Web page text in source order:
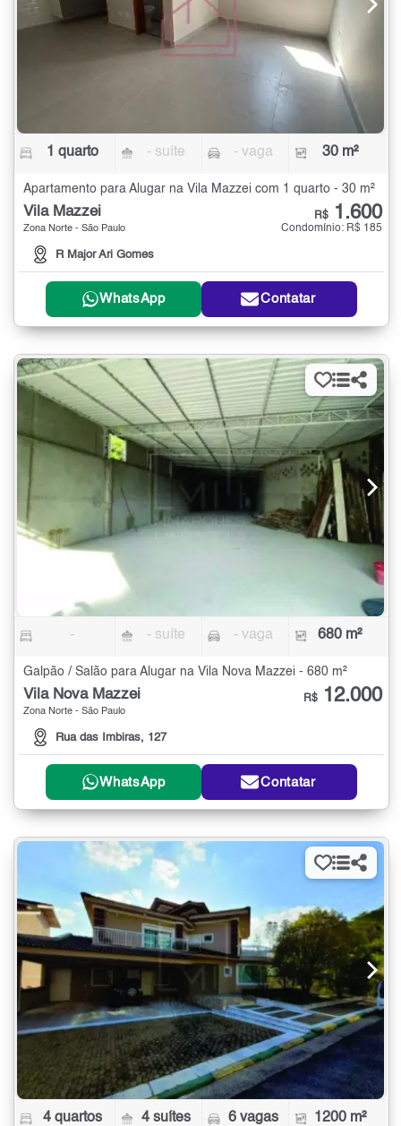
1 quarto - suíte - vaga 30 m²
Apartamento para Alugar na Vila Mazzei com 1 quarto - 30 m²
Vila Mazzei
Zona Norte - São Paulo
R Major Ari Gomes
R$ 1.600
Condomínio: R$ 185
WhatsApp Contatar
- - suíte - vaga 680 m²
Galpão / Salão para Alugar na Vila Nova Mazzei - 680 m²
Vila Nova Mazzei
Zona Norte - São Paulo
Rua das Imbiras, 127
R$ 12.000
WhatsApp Contatar
4 quartos 4 suítes 6 vagas 1200 m²